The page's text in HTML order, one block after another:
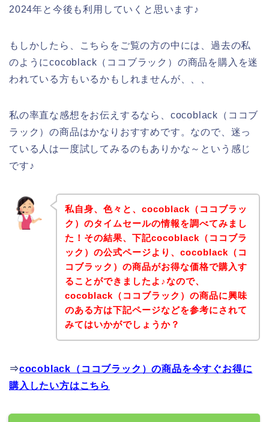
2024年と今後も利用していくと思います♪
もしかしたら、こちらをご覧の方の中には、過去の私
のようにcocoblack（ココブラック）の商品を購入を迷
われている方もいるかもしれませんが、、、
私の率直な感想をお伝えするなら、cocoblack（ココブ
ラック）の商品はかなりおすすめです。なので、迷っ
ている人は一度試してみるのもありかな～という感じ
です♪
私自身、色々と、cocoblack（ココブラッ
ク）のタイムセールの情報を調べてみまし
た！その結果、下記cocoblack（ココブラ
ック）の公式ページより、cocoblack（コ
コブラック）の商品がお得な価格で購入す
ることができましたよ♪なので、
cocoblack（ココブラック）の商品に興味
のある方は下記ページなどを参考にされて
みてはいかがでしょうか？
⇒cocoblack（ココブラック）の商品を今すぐお得に
購入したい方はこちら